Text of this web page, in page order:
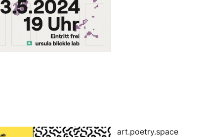
art.poetry.space